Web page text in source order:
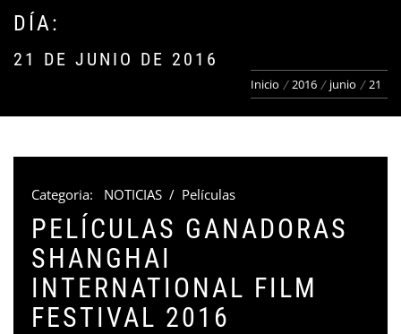
DÍA:
21 DE JUNIO DE 2016
Inicio 2016 junio 21
Categoria: NOTICIAS / Películas
PELÍCULAS GANADORAS
SHANGHAI
INTERNATIONAL FILM
FESTIVAL 2016